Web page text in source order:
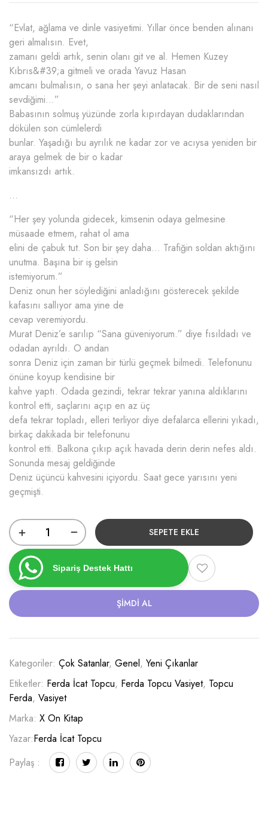
“Evlat, ağlama ve dinle vasiyetimi. Yıllar önce benden alınanı
geri almalısın. Evet,
zamanı geldi artık, senin olanı git ve al. Hemen Kuzey
Kıbrıs&#39;a gitmeli ve orada Yavuz Hasan
amcanı bulmalısın, o sana her şeyi anlatacak. Bir de seni nasıl
sevdiğimi…”
Babasının solmuş yüzünde zorla kıpırdayan dudaklarından
dökülen son cümlelerdi
bunlar. Yaşadığı bu ayrılık ne kadar zor ve acıysa yeniden bir
araya gelmek de bir o kadar
imkansızdı artık.
…
“Her şey yolunda gidecek, kimsenin odaya gelmesine
müsaade etmem, rahat ol ama
elini de çabuk tut. Son bir şey daha… Trafiğin soldan aktığını
unutma. Başına bir iş gelsin
istemiyorum.”
Deniz onun her söylediğini anladığını gösterecek şekilde
kafasını sallıyor ama yine de
cevap veremiyordu.
Murat Deniz’e sarılıp “Sana güveniyorum.” diye fısıldadı ve
odadan ayrıldı. O andan
sonra Deniz için zaman bir türlü geçmek bilmedi. Telefonunu
önüne koyup kendisine bir
kahve yaptı. Odada gezindi, tekrar tekrar yanına aldıklarını
kontrol etti, saçlarını açıp en az üç
defa tekrar topladı, elleri terliyor diye defalarca ellerini yıkadı,
birkaç dakikada bir telefonunu
kontrol etti. Balkona çıkıp açık havada derin derin nefes aldı.
Sonunda mesaj geldiğinde
Deniz üçüncü kahvesini içiyordu. Saat gece yarısını yeni
geçmişti.
SEPETE EKLE
Sipariş Destek Hattı
ŞIMDI AL
Kategoriler: Çok Satanlar, Genel, Yeni Çıkanlar
Etiketler: Ferda İcat Topcu, Ferda Topcu Vasiyet, Topcu
Ferda, Vasiyet
Marka: X On Kitap
Yazar:Ferda İcat Topcu
Paylaş :